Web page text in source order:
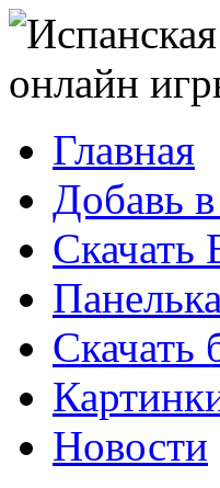
онлайн
Главная
Добавь
Скачать
Скачать
Новости